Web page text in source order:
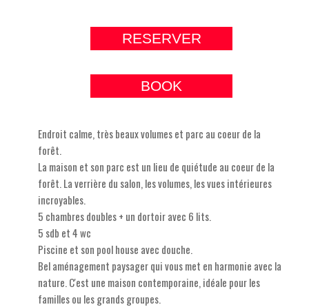
RESERVER
BOOK
Endroit calme, très beaux volumes et parc au coeur de la
forêt.
La maison et son parc est un lieu de quiétude au coeur de la
forêt. La verrière du salon, les volumes, les vues intérieures
incroyables.
5 chambres doubles + un dortoir avec 6 lits.
5 sdb et 4 wc
Piscine et son pool house avec douche.
Bel aménagement paysager qui vous met en harmonie avec la
nature. C'est une maison contemporaine, idéale pour les
familles ou les grands groupes.